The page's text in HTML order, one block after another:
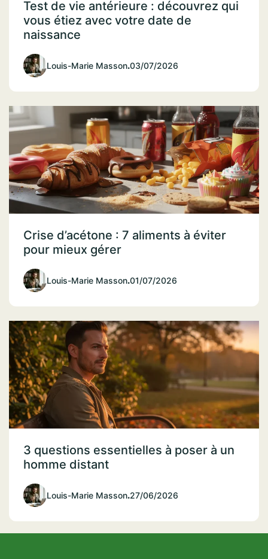
Test de vie antérieure : découvrez qui
vous étiez avec votre date de
naissance
Louis-Marie Masson.03/07/2026
Crise d’acétone : 7 aliments à éviter
pour mieux gérer
Louis-Marie Masson.01/07/2026
3 questions essentielles à poser à un
homme distant
Louis-Marie Masson.27/06/2026